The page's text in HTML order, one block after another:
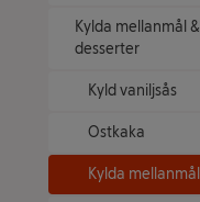
Kylda mellanmål &
desserter
Kyld vaniljsås
Ostkaka
Kylda mellanmål